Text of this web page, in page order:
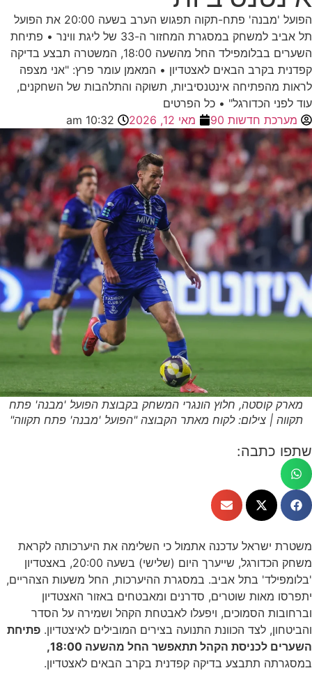
הפועל 'מבנה' פתח-תקוה תפגוש הערב בשעה 20:00 את הפועל
תל אביב למשחק במסגרת המחזור ה-33 של ליגת ווינר • פתיחת
השערים בבלומפילד החל מהשעה 18:00, המשטרה תבצע בדיקה
בקרב הבאים לאצטדיון • המאמן עומר פרץ: "אני מצפה
מהפתיחה אינטנסיביות, תשוקה והתלהבות של השחקנים,
הכדורגל" • כל הפרטים
חדשות 90
מאי 12, 2026 10:32 am
קוסטה, חלוץ הונגרי המשחק בקבוצת הפועל 'מבנה' פתח
| צילום: לקוח מאתר הקבוצה "הפועל 'מבנה' פתח תקווה"
כתבה:
ישראל עדכנה אתמול כי השלימה את היערכותה לקראת
משחק הכדורגל, שייערך היום (שלישי) בשעה 20:00, באצטדיון
בתל אביב. במסגרת ההיערכות, החל משעות הצהריים,
מאות שוטרים, סדרנים ומאבטחים באזור האצטדיון
הסמוכים, ויפעלו לאבטחת הקהל ושמירה על הסדר
לצד הכוונת התנועה בצירים המובילים לאיצטדיון.פתיחת
לכניסת הקהל תתאפשר החל מהשעה 18:00,
תתבצע בדיקה קפדנית בקרב הבאים לאצטדיון.